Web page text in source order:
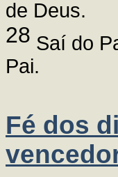
de Deus.
28 Saí do
Pai.
Fé dos